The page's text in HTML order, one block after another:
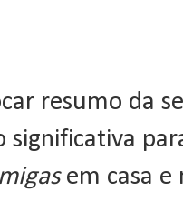
resumo da
em casa e